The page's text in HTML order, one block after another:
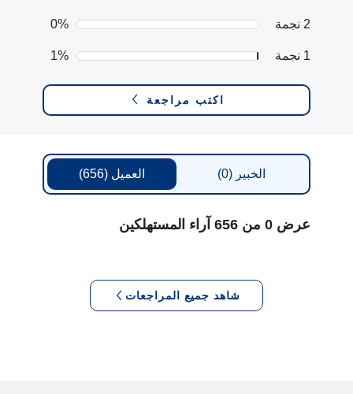
2 نجمة 0%
1 نجمة 1%
اكتب مراجعة
العميل (656) الخبير(0)
عرض 0 من 656 آراء المستهلكين
شاهد جميع المراجعات